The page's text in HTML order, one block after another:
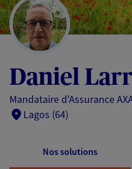
de
Daniel
Mandataire d'Assurance
Lagos (64)
Nos solutions